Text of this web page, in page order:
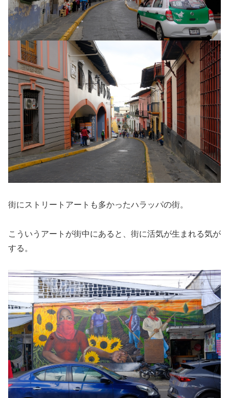
街にストリートアートも多かったハラッパの街。
こういうアートが街中にあると、街に活気が生まれる気が
する。